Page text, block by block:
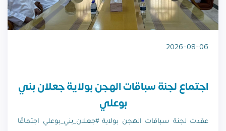
2026-08-06
اجتماع لجنة سباقات الهجن بولاية جعلان بني
بوعلي
عقدت لجنة سباقات الهجن بولاية #جعلان_بني_بوعلي اجتماعًا